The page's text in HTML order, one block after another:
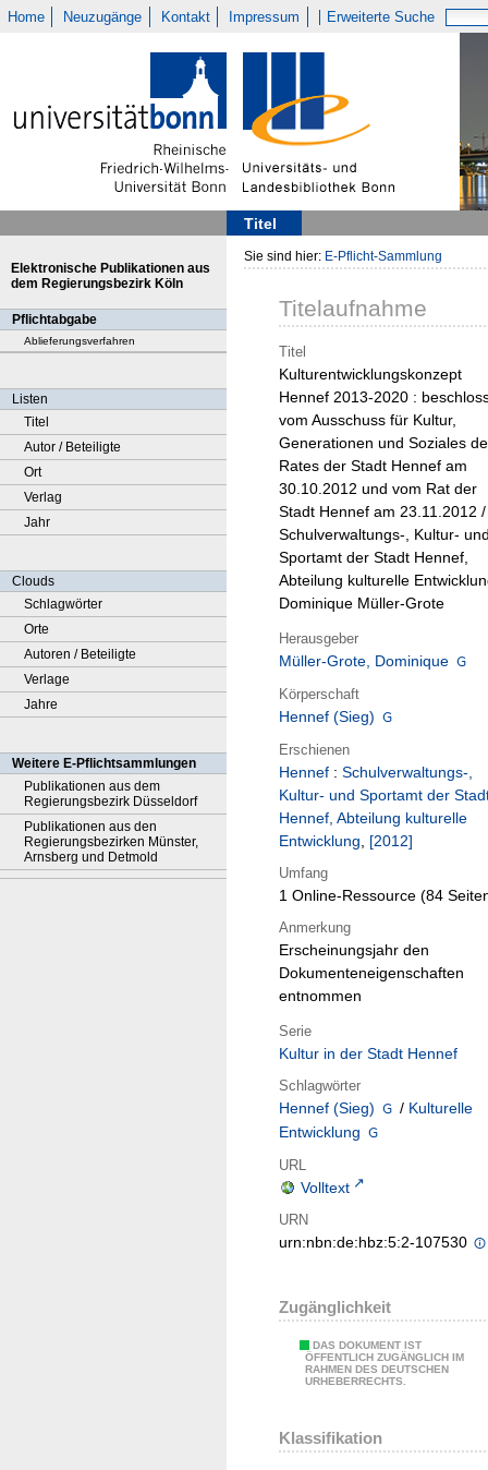
Home Neuzugänge Kontakt Impressum Erweiterte Suche
Titel
Elektronische Publikationen aus
dem Regierungsbezirk Köln
Pflichtabgabe
Ablieferungsverfahren
Listen
Titel
Autor / Beteiligte
Ort
Verlag
Jahr
Clouds
Schlagwörter
Orte
Autoren / Beteiligte
Verlage
Jahre
Weitere E-Pflichtsammlungen
Publikationen aus dem
Regierungsbezirk Düsseldorf
Publikationen aus den
Regierungsbezirken Münster,
Arnsberg und Detmold
Sie sind hier: E-Pflicht-Sammlung
Titelaufnahme
Titel
Kulturentwicklungskonzept
Hennef 2013-2020 :
vom Ausschuss für Kultur,
Generationen und Soziales
Rates der Stadt Hennef am
30.10.2012 und vom Rat der
Stadt Hennef am 23.11.2012 /
Schulverwaltungs-, Kultur-
Sportamt der Stadt Hennef,
Abteilung kulturelle
Dominique Müller-Grote
Herausgeber
Müller-Grote, Dominique
Körperschaft
Hennef (Sieg)
Erschienen
Hennef : Schulverwaltungs-,
Kultur- und Sportamt der
Hennef, Abteilung kulturelle
Entwicklung, [2012]
Umfang
1 Online-Ressource (84
Anmerkung
Erscheinungsjahr den
Dokumenteneigenschaften
entnommen
Serie
Kultur in der Stadt Hennef
Schlagwörter
Hennef (Sieg) / Kulturelle
Entwicklung
URL
Volltext
URN
urn:nbn:de:hbz:5:2-107530
Zugänglichkeit
DAS DOKUMENT IST
ÖFFENTLICH ZUGÄNGLICH IM
RAHMEN DES DEUTSCHEN
URHEBERRECHTS.
Klassifikation